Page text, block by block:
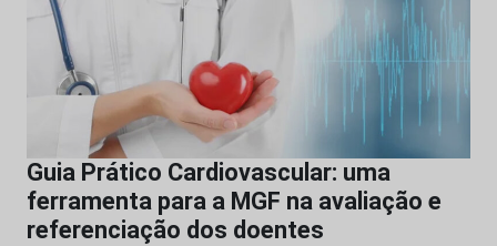
Guia Prático Cardiovascular: uma
ferramenta para a MGF na avaliação e
referenciação dos doentes